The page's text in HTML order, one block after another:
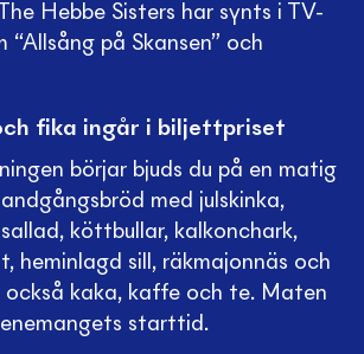
Hebbe Sisters har synts i TV-
“Allsång på Skansen” och
fika ingår i biljettpriset
börjar bjuds du på en matig
med julskinka,
köttbullar, kalkonchark,
heminlagd sill, räkmajonnäs och
kaka, kaffe och te. Maten
starttid.